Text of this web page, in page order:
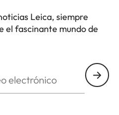
Leica, siempre
el fascinante mundo de